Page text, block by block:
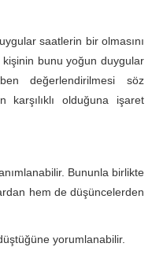
saatlerin bir olmasını
bunu yoğun duygular
değerlendirilmesi söz
karşılıklı olduğuna işaret
Bununla birlikte
hem de düşüncelerden
yorumlanabilir.